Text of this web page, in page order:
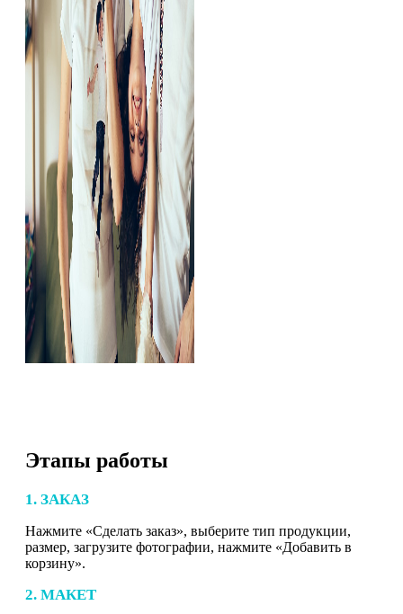
Этапы работы
1. ЗАКАЗ
Нажмите «Сделать заказ», выберите тип продукции,
размер, загрузите фотографии, нажмите «Добавить в
корзину».
2. МАКЕТ